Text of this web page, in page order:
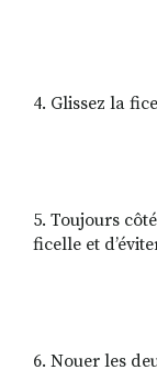
4. Glissez la
5. Toujours
ficelle et
6. Nouer les